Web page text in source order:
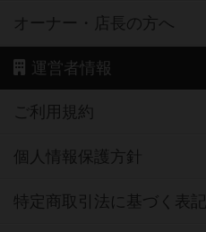
オーナー・店長の方へ
運営者情報
ご利用規約
個人情報保護方針
特定商取引法に基づく表記